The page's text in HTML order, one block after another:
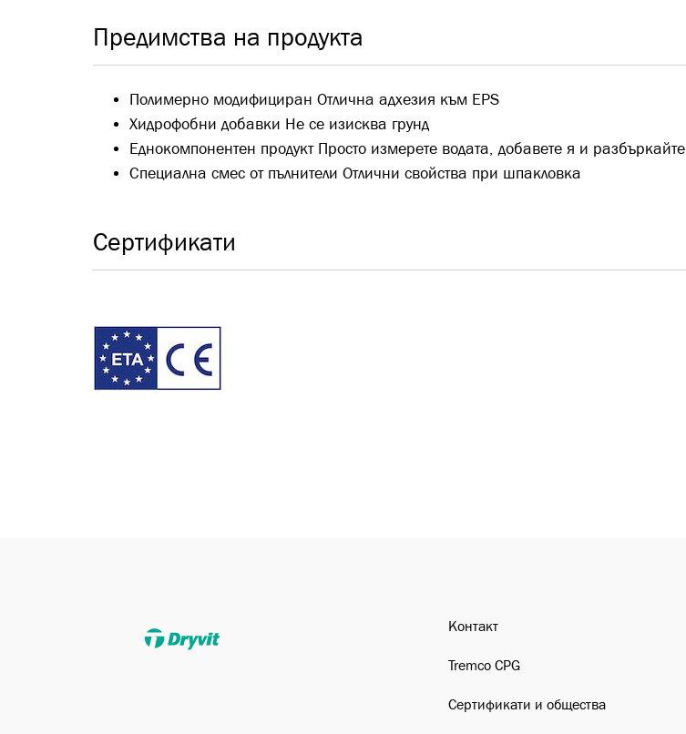
Предимства на продукта
Полимерно модифициран Отлична адхезия към EPS
Хидрофобни добавки Не се изисква грунд
Еднокомпонентен продукт Просто измерете водата, добавете я и разбъркайте
Специална смес от пълнители Отлични свойства при шпакловка
Сертификати
Контакт
Tremco CPG
Сертификати и общества